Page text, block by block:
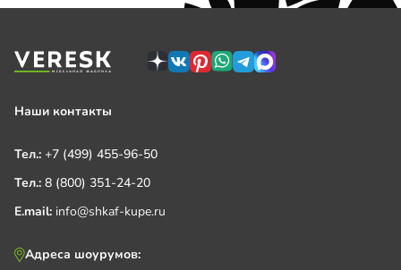
Наши контакты
Тел.: +7 (499) 455-96-50
Тел.: 8 (800) 351-24-20
E.mail: info@shkaf-kupe.ru
Адреса шоурумов: